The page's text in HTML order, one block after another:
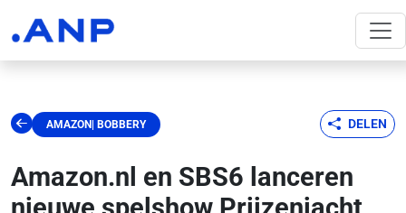
AMAZON| BOBBERY DELEN
Amazon.nl en SBS6 lanceren